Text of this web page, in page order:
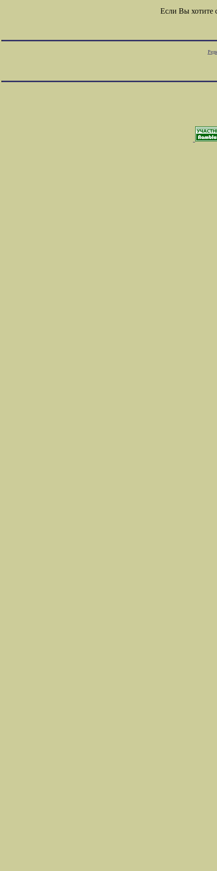
Если Вы хотите